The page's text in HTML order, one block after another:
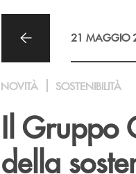
21 MAGGIO
NOVITÀ SOSTENIBILITÀ
Il Gruppo
della